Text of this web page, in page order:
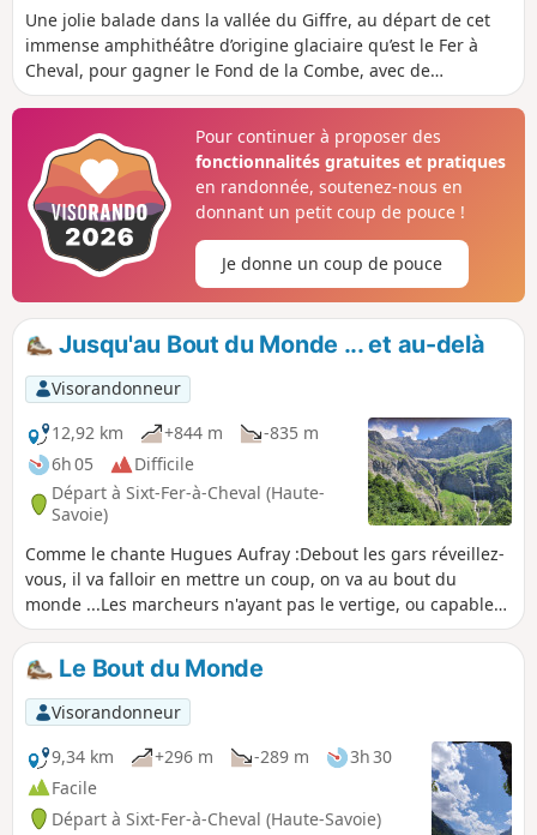
informations pratiques également).
Une jolie balade dans la vallée du Giffre, au départ de cet
immense amphithéâtre d’origine glaciaire qu’est le Fer à
Cheval, pour gagner le Fond de la Combe, avec de
magnifiques cascades, particulièrement au printemps; la
modérateur, suite à une remarque du (17 juin 2023) d'un
utilisateur. La passerelle au Fond de la Combe est
provisoirement interdite par arrêté municipal et si on veut
aller au Bout du Monde, il convient de passer en rive droite
du Giffre au niveau du chalet de Prazon. La boucle indiquée
ici n’est donc actuellement pas faisable.
Pour continuer à proposer des
fonctionnalités gratuites et pratiques
en randonnée, soutenez-nous en
donnant un petit coup de pouce !
Je donne un coup de pouce
Jusqu'au Bout du Monde ... et au-delà
Visorandonneur
12,92 km
+844 m
-835 m
6h 05
Difficile
Départ à Sixt-Fer-à-Cheval (Haute-
Savoie)
Comme le chante Hugues Aufray :Debout les gars réveillez-
vous, il va falloir en mettre un coup, on va au bout du
monde ...Les marcheurs n'ayant pas le vertige, ou capables
de le surmonter, auront pour récompense des points de vue
sublimes.
Le Bout du Monde
Visorandonneur
9,34 km
+296 m -289 m
3h 30
Facile
Départ à Sixt-Fer-à-Cheval (Haute-Savoie)